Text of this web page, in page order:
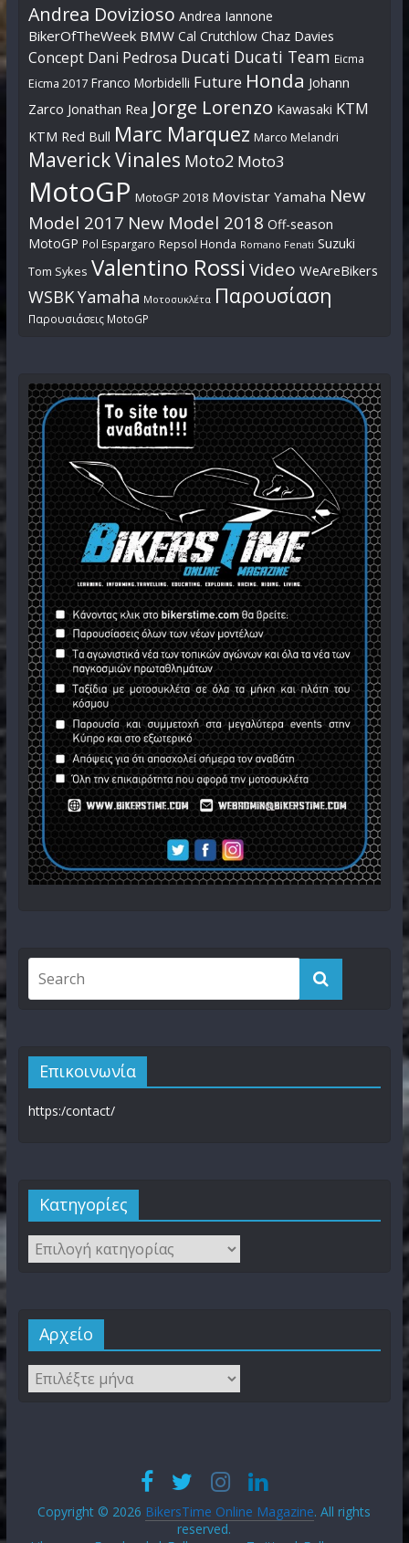
Andrea Dovizioso Andrea Iannone
BikerOfTheWeek BMW Cal Crutchlow Chaz Davies
Concept Dani Pedrosa Ducati Ducati Team Eicma
Eicma 2017 Franco Morbidelli Future Honda Johann
Zarco Jonathan Rea Jorge Lorenzo Kawasaki KTM
KTM Red Bull Marc Marquez Marco Melandri
Maverick Vinales Moto2 Moto3
MotoGP MotoGP 2018 Movistar Yamaha New
Model 2017 New Model 2018 Off-season
MotoGP Pol Espargaro Repsol Honda Romano Fenati Suzuki
Tom Sykes Valentino Rossi Video WeAreBikers
WSBKYamaha Μοτοσυκλέτα Παρουσίαση
Παρουσιάσεις MotoGP
Επικοινωνία
https:/contact/
Kατηγορίες
Αρχείο
Copyright © 2026 BikersTime Online Magazine. All rights
reserved.